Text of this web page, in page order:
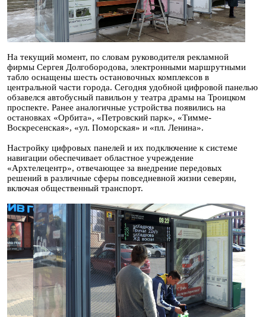
На текущий момент, по словам руководителя рекламной
фирмы Сергея Долгобородова, электронными маршрутными
табло оснащены шесть остановочных комплексов в
центральной части города. Сегодня удобной цифровой панелью
обзавелся автобусный павильон у театра драмы на Троицком
проспекте. Ранее аналогичные устройства появились на
остановках «Орбита», «Петровский парк», «Тимме-
Воскресенская», «ул. Поморская» и «пл. Ленина».
Настройку цифровых панелей и их подключение к системе
навигации обеспечивает областное учреждение
«Архтелецентр», отвечающее за внедрение передовых
решений в различные сферы повседневной жизни северян,
включая общественный транспорт.